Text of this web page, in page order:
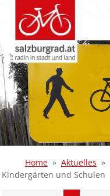
Home Aktuelles
Kindergärten und Schulen